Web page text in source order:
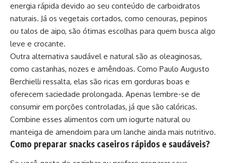
energia rápida devido ao seu conteúdo de carboidratos
naturais. Já os vegetais cortados, como cenouras, pepinos
ou talos de aipo, são ótimas escolhas para quem busca algo
leve e crocante.
Outra alternativa saudável e natural são as oleaginosas,
como castanhas, nozes e amêndoas. Como Paulo Augusto
Berchielli ressalta, elas são ricas em gorduras boas e
oferecem saciedade prolongada. Apenas lembre-se de
consumir em porções controladas, já que são calóricas.
Combine esses alimentos com um iogurte natural ou
manteiga de amendoim para um lanche ainda mais nutritivo.
Como preparar snacks caseiros rápidos e saudáveis?